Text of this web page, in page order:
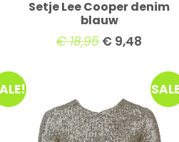
Setje Lee Cooper denim
blauw
€18,95 € 9,48